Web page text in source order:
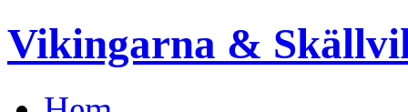
Vikingarna &